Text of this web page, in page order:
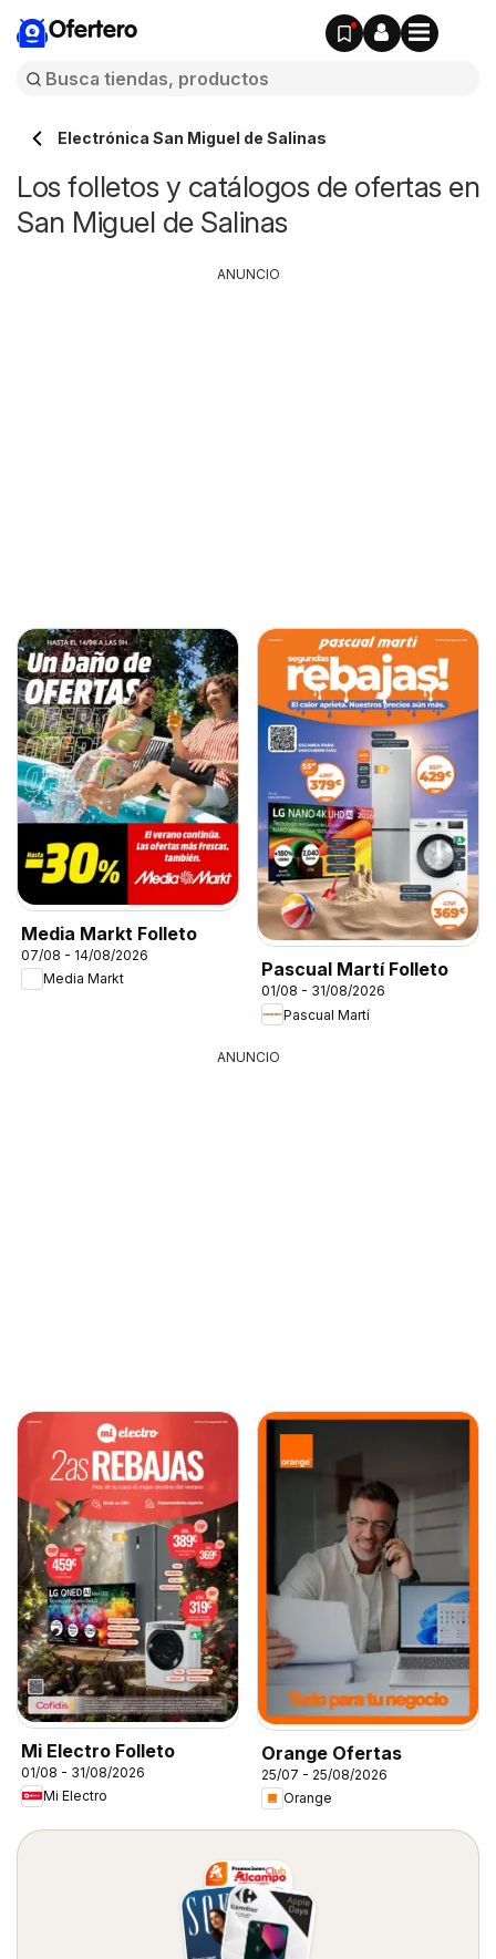
Ofertero
Electrónica San Miguel de Salinas
Los folletos y catálogos de ofertas en
San Miguel de Salinas
Media Markt Folleto
07/08 - 14/08/2026
Media Markt
Pascual Martí Folleto
01/08 - 31/08/2026
Pascual Martí
ANUNCIO
ANUNCIO
Mi Electro Folleto
01/08 - 31/08/2026
Mi Electro
Orange Ofertas
25/07 - 25/08/2026
Orange